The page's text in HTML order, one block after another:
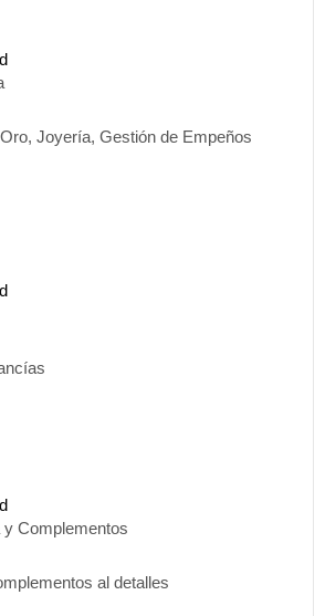
Joyería, Gestión de Empeños
Complementos
al detalles